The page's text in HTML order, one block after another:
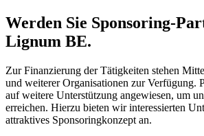
Werden Sie Sponsoring-
Lignum BE.
Zur Finanzierung der Tätigkeiten stehen
und weiterer Organisationen zur Verfügung.
auf weitere Unterstützung angewiesen, um
erreichen. Hierzu bieten wir interessierten
attraktives Sponsoringkonzept an.